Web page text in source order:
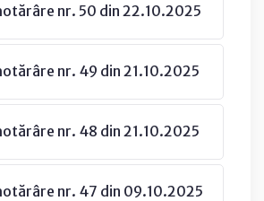
nr. 50 din 22.10.2025
nr. 49 din 21.10.2025
nr. 48 din 21.10.2025
nr. 47 din 09.10.2025